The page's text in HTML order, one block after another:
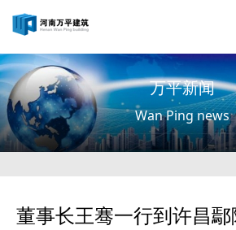
万平新闻
Wan Ping news
董事长王骞一行到许昌